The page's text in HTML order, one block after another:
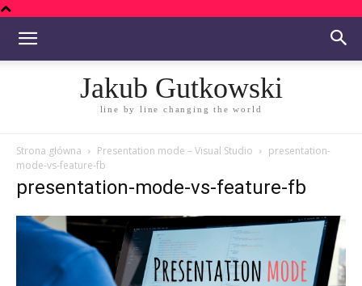
Jakub Gutkowski
line by line changing the world
Strona główna Presentation mode – Visual Studio
presentation-
mode-vs-feature-fb
presentation-mode-vs-feature-fb